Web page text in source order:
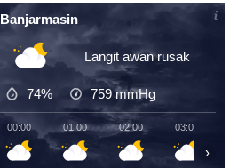
Banjarmasin
Langit awan rusak
74% 759mmHg
00:00 01:00 02:00 03:00
›